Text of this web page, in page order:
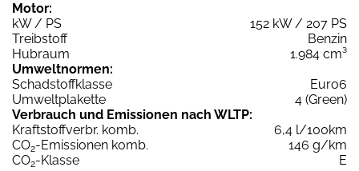
Motor:
kW / PS
152 kW / 207 PS
Treibstoff
Benzin
Hubraum
1.984 cm³
Umweltnormen:
Schadstoffklasse
Euro6
Umweltplakette
4 (Green)
Verbrauch und Emissionen nach WLTP:
Kraftstoffverbr. komb.
6,4 l/100km
CO2-Emissionen komb.
146 g/km
CO2-Klasse
E